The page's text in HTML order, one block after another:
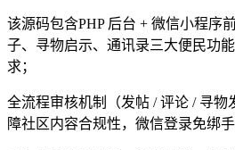
该源码包含PHP 后台 + 微信小程序
子、寻物启示、通讯录三大便民功
求；
全流程审核机制（发帖 / 评论 / 寻物
障社区内容合规性，微信登录免绑